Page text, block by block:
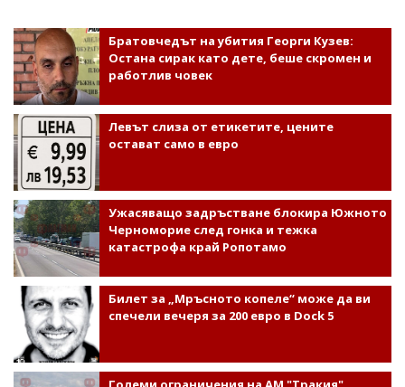
Братовчедът на убития Георги Кузев:
Остана сирак като дете, беше скромен и
работлив човек
Левът слиза от етикетите, цените
остават само в евро
Ужасяващо задръстване блокира Южното
Черноморие след гонка и тежка
катастрофа край Ропотамо
Билет за „Мръсното копеле“ може да ви
спечели вечеря за 200 евро в Dock 5